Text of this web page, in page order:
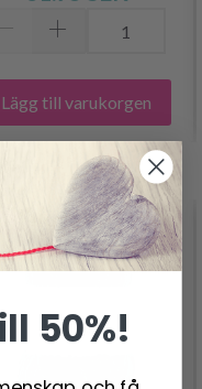
Lägg till varukorgen
50%!